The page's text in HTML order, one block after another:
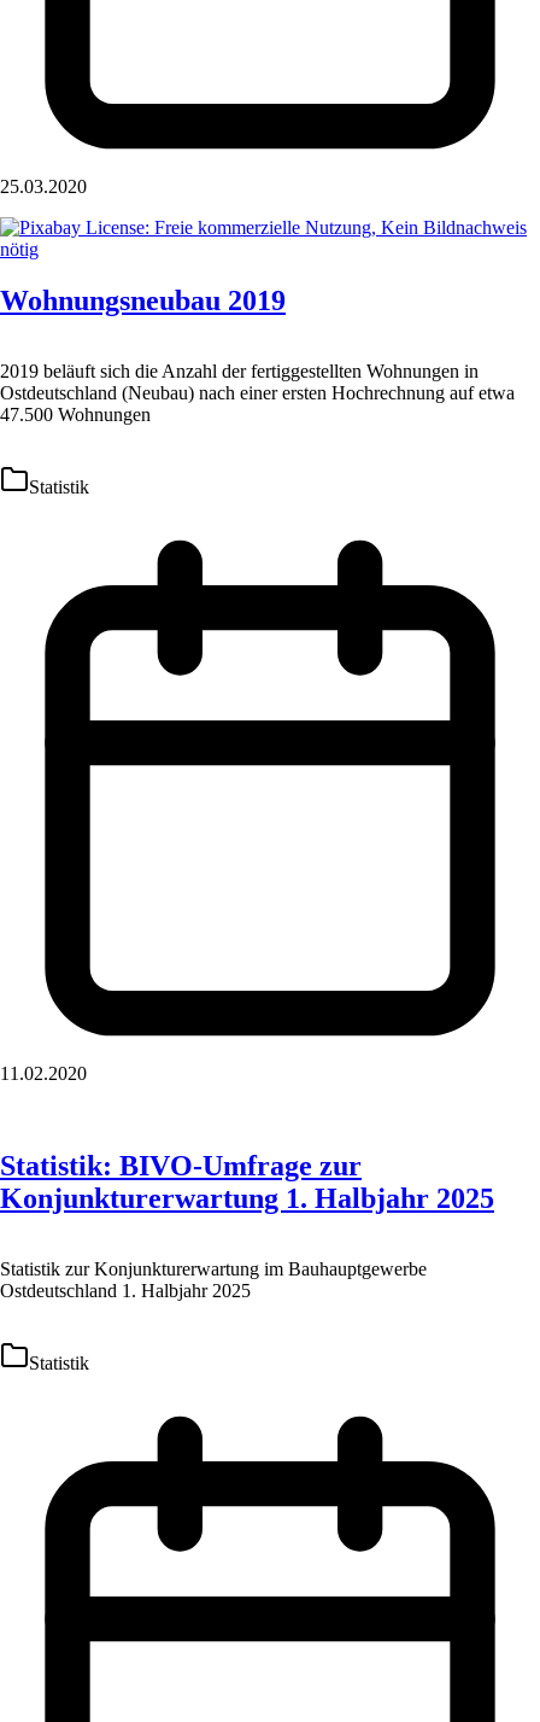
25.03.2020
Wohnungsneubau 2019
2019 beläuft sich die Anzahl der fertiggestellten Wohnungen in
Ostdeutschland (Neubau) nach einer ersten Hochrechnung auf etwa
47.500 Wohnungen
Statistik
11.02.2020
Statistik: BIVO-Umfrage zur
Konjunkturerwartung 1. Halbjahr 2025
Statistik zur Konjunkturerwartung im Bauhauptgewerbe
Ostdeutschland 1. Halbjahr 2025
Statistik